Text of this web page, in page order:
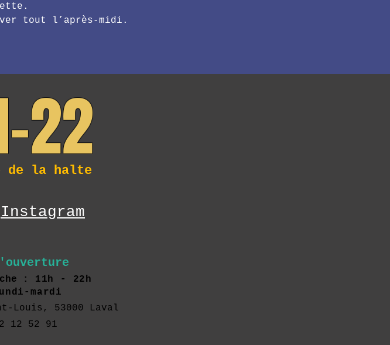
tout l’après-midi.
22
de la halte
Instagram
:
11h - 22h
mardi
Louis, 53000 Laval
12 52 91